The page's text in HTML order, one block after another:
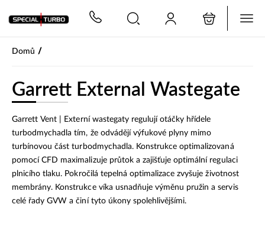
Domů /
Garrett External Wastegate
Garrett Vent | Externí wastegaty regulují otáčky hřídele
turbodmychadla tím, že odvádějí výfukové plyny mimo
turbínovou část turbodmychadla. Konstrukce optimalizovaná
pomocí CFD maximalizuje průtok a zajišťuje optimální regulaci
plnicího tlaku. Pokročilá tepelná optimalizace zvyšuje životnost
membrány. Konstrukce víka usnadňuje výměnu pružin a servis
celé řady GVW a činí tyto úkony spolehlivějšími.